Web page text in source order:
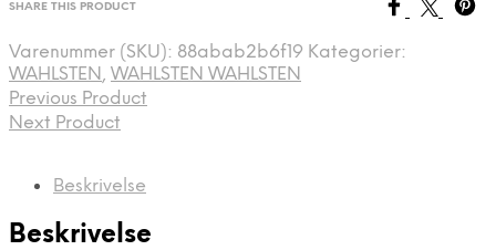
SHARE THIS PRODUCT
Varenummer (SKU): 88abab2b6f19 Kategorier:
WAHLSTEN, WAHLSTEN WAHLSTEN
Previous Product
Next Product
Beskrivelse
Beskrivelse